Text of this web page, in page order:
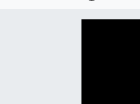
Son Dakika Haberleri